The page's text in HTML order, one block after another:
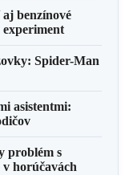
benzínové
Spider-Man
asistentmi:
problém s
horúčavách